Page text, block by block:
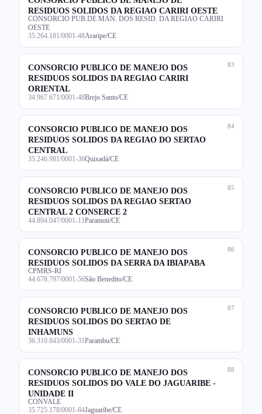
RESIDUOS SOLIDOS DA REGIAO CARIRI OESTE
CONSORCIO PUB.DE MAN. DOS RESID. DA REGIAO CARIRI
OESTE
35.264.181/0001-48Araripe/CE
83
CONSORCIO PUBLICO DE MANEJO DOS
RESIDUOS SOLIDOS DA REGIAO CARIRI
ORIENTAL
34.967.671/0001-48Brejo Santo/CE
84
CONSORCIO PUBLICO DE MANEJO DOS
RESIDUOS SOLIDOS DA REGIAO DO SERTAO
CENTRAL
35.246.981/0001-36Quixadá/CE
85
CONSORCIO PUBLICO DE MANEJO DOS
RESIDUOS SOLIDOS DA REGIAO SERTAO
CENTRAL 2 CONSERCE 2
44.894.047/0001-11 Paramoti/CE
86
CONSORCIO PUBLICO DE MANEJO DOS
RESIDUOS SOLIDOS DA SERRA DA IBIAPABA
CPMRS-RI
44.678.797/0001-56São Benedito/CE
87
CONSORCIO PUBLICO DE MANEJO DOS
RESIDUOS SOLIDOS DO SERTAO DE
INHAMUNS
36.310.843/0001-31 Parambu/CE
88
CONSORCIO PUBLICO DE MANEJO DOS
RESIDUOS SOLIDOS DO VALE DO JAGUARIBE -
UNIDADE II
CONVALE
35.725.178/0001-84Jaguaribe/CE